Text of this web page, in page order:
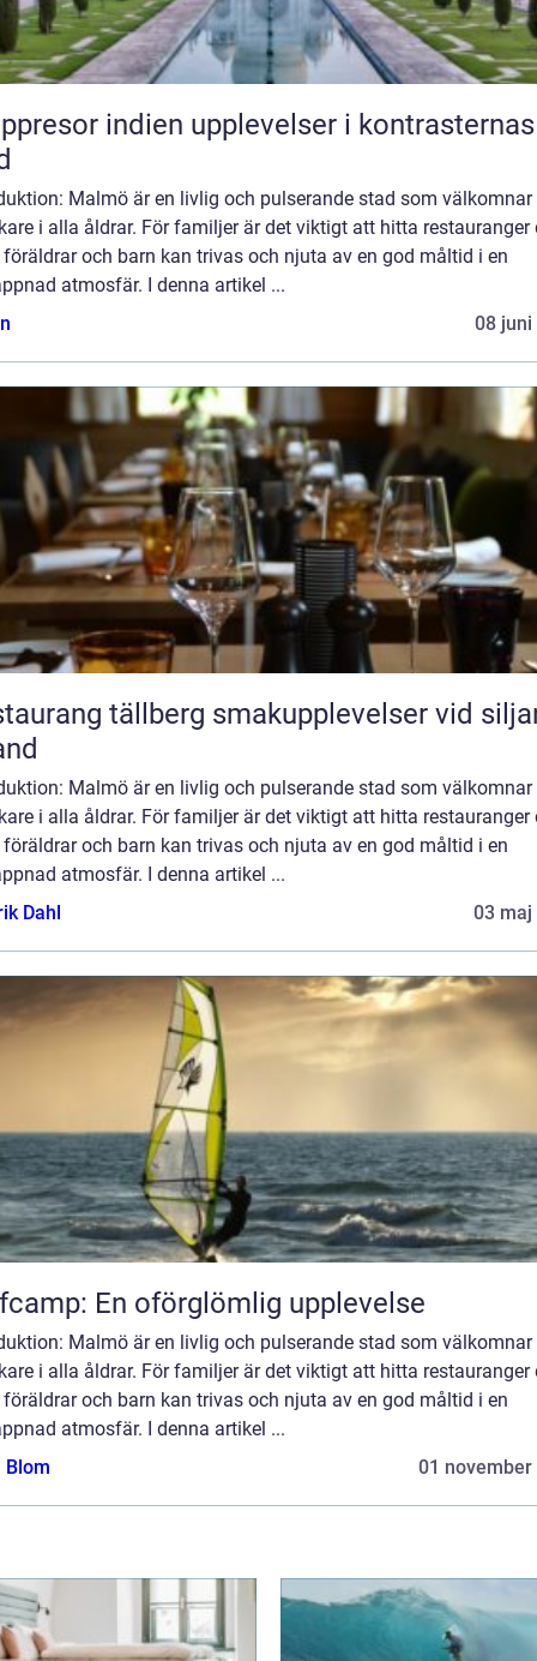
indien upplevelser i kontrasternas
Malmö är en livlig och pulserande stad som välkomnar
i alla åldrar. För familjer är det viktigt att hitta restauranger
föräldrar och barn kan trivas och njuta av en god måltid i en
atmosfär. I denna artikel ...
08 juni
tällberg smakupplevelser vid siljans
Malmö är en livlig och pulserande stad som välkomnar
i alla åldrar. För familjer är det viktigt att hitta restauranger
föräldrar och barn kan trivas och njuta av en god måltid i en
atmosfär. I denna artikel ...
Dahl
03 maj
En oförglömlig upplevelse
Malmö är en livlig och pulserande stad som välkomnar
i alla åldrar. För familjer är det viktigt att hitta restauranger
föräldrar och barn kan trivas och njuta av en god måltid i en
atmosfär. I denna artikel ...
Blom
01 november